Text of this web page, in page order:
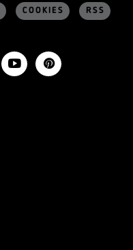
COOKIES RSS